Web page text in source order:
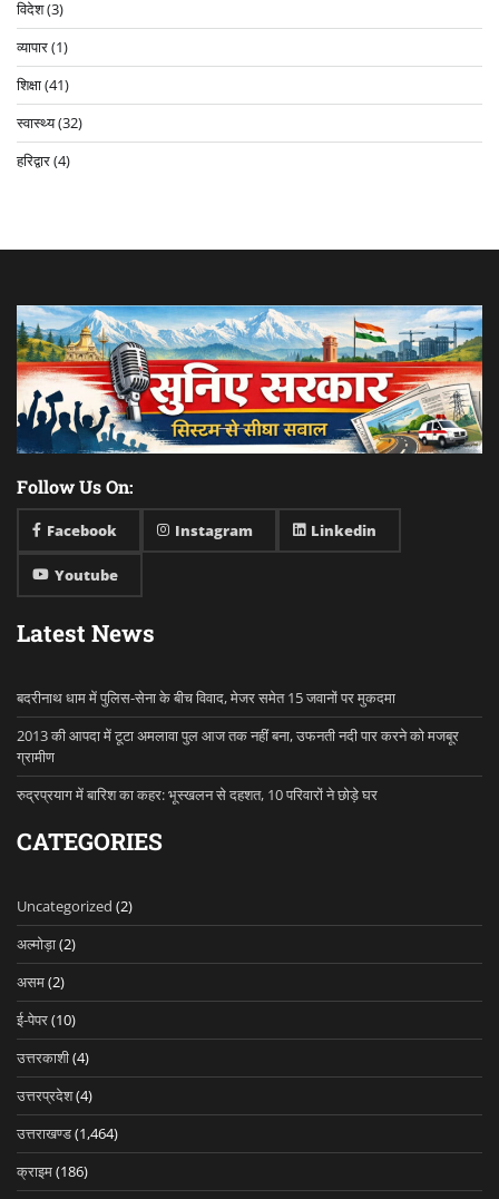
विदेश(3)
व्यापार(1)
शिक्षा(41)
स्वास्थ्य(32)
हरिद्वार(4)
Follow Us On:
Facebook Instagram Linkedin
Youtube
Latest News
बदरीनाथ धाम में पुलिस-सेना के बीच विवाद, मेजर समेत 15 जवानों पर मुकदमा
2013 की आपदा में टूटा अमलावा पुल आज तक नहीं बना, उफनती नदी पार करने को मजबूर
ग्रामीण
रुद्रप्रयाग में बारिश का कहर: भूस्खलन से दहशत, 10 परिवारों ने छोड़े घर
CATEGORIES
Uncategorized (2)
अल्मोड़ा(2)
असम(2)
ई-पेपर(10)
उत्तरकाशी(4)
उत्तरप्रदेश(4)
उत्तराखण्ड(1,464)
क्राइम(186)